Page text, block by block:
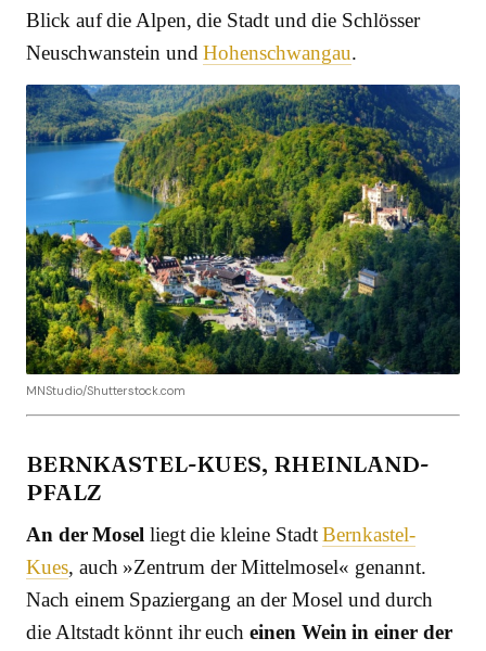
Blick auf die Alpen, die Stadt und die Schlösser
Neuschwanstein undHohenschwangau.
MNStudio/Shutterstock.com
BERNKASTEL-KUES, RHEINLAND-
PFALZ
An der Mosel liegt die kleine StadtBernkastel-
Kues, auch »Zentrum der Mittelmosel« genannt.
Nach einem Spaziergang an der Mosel und durch
die Altstadt könnt ihr eucheinen Wein in einer der